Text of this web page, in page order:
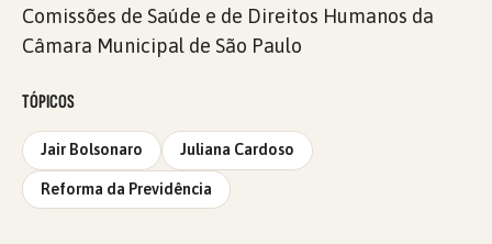
Comissões de Saúde e de Direitos Humanos da
Câmara Municipal de São Paulo
TÓPICOS
Jair Bolsonaro Juliana Cardoso
Reforma da Previdência